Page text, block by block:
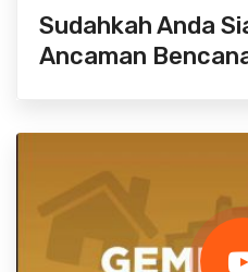
Sudahkah Anda
Ancaman